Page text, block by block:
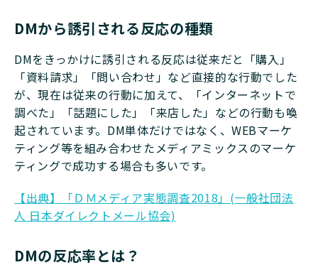
紹介するとともに、郵送DMのメリ
ット・デメリットやレスポンス率
DMから誘引される反応の種類
DMをきっかけに誘引される反応は従来だと「購入」
「資料請求」「問い合わせ」など直接的な行動でした
が、現在は従来の行動に加えて、「インターネットで
調べた」「話題にした」「来店した」などの行動も喚
起されています。DM単体だけではなく、WEBマーケ
ティング等を組み合わせたメディアミックスのマーケ
ティングで成功する場合も多いです。
【出典】「ＤＭメディア実態調査2018」(一般社団法
人 日本ダイレクトメール協会)
DMの反応率とは？